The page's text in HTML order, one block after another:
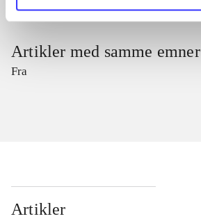
Artikler med samme emner
Fra
Artikler